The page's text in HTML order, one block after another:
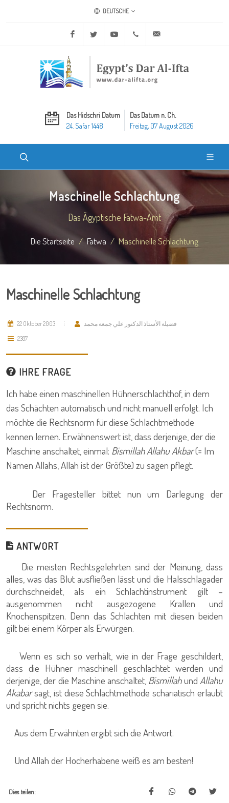
DEUTSCHE
Facebook Twitter Youtube +20 2 25970400
Das Hidschri Datum
24. Safar 1448
Das Datum n. Ch.
Freitag, 07 August 2026
Maschinelle Schlachtung
Das Ägyptische Fatwa-Amt
Die Startseite Fatwa Maschinelle Schlachtung
Maschinelle Schlachtung
22 Oktober 2003
فضيلة الأستاذ الدكتور علي جمعة محمد
2387
IHRE FRAGE
Ich habe einen maschinellen Hühnerschlachthof, in dem
das Schächten automatisch und nicht manuell erfolgt. Ich
möchte die Rechtsnorm für diese Schlachtmethode
kennen lernen. Erwähnenswert ist, dass derjenige, der die
Maschine anschaltet, einmal: Bismillah Allahu Akbar(= Im
Namen Allahs, Allah ist der Größte) zu sagen pflegt.
Der Fragesteller bittet nun um Darlegung der
Rechtsnorm.
ANTWORT
Die meisten Rechtsgelehrten sind der Meinung, dass
alles, was das Blut ausfließen lässt und die Halsschlagader
durchschneidet, als ein Schlachtinstrument gilt –
ausgenommen nicht ausgezogene Krallen und
Knochenspitzen. Denn das Schlachten mit diesen beiden
gilt bei einem Körper als Erwürgen.
Wenn es sich so verhält, wie in der Frage geschildert,
dass die Hühner maschinell geschlachtet werden und
derjenige, der die Maschine anschaltet, BismillahundAllahu
Akabarsagt, ist diese Schlachtmethode schariatisch erlaubt
und spricht nichts gegen sie.
Aus dem Erwähnten ergibt sich die Antwort.
Und Allah der Hocherhabene weiß es am besten!
Dies teilen: